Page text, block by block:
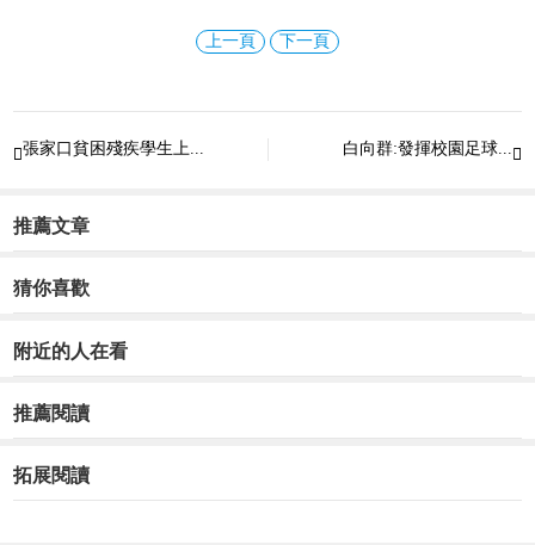
上一頁 下一頁
張家口貧困殘疾學生上... 
白向群:發揮校園足球...
推薦文章
猜你喜歡
附近的人在看
推薦閱讀
拓展閱讀